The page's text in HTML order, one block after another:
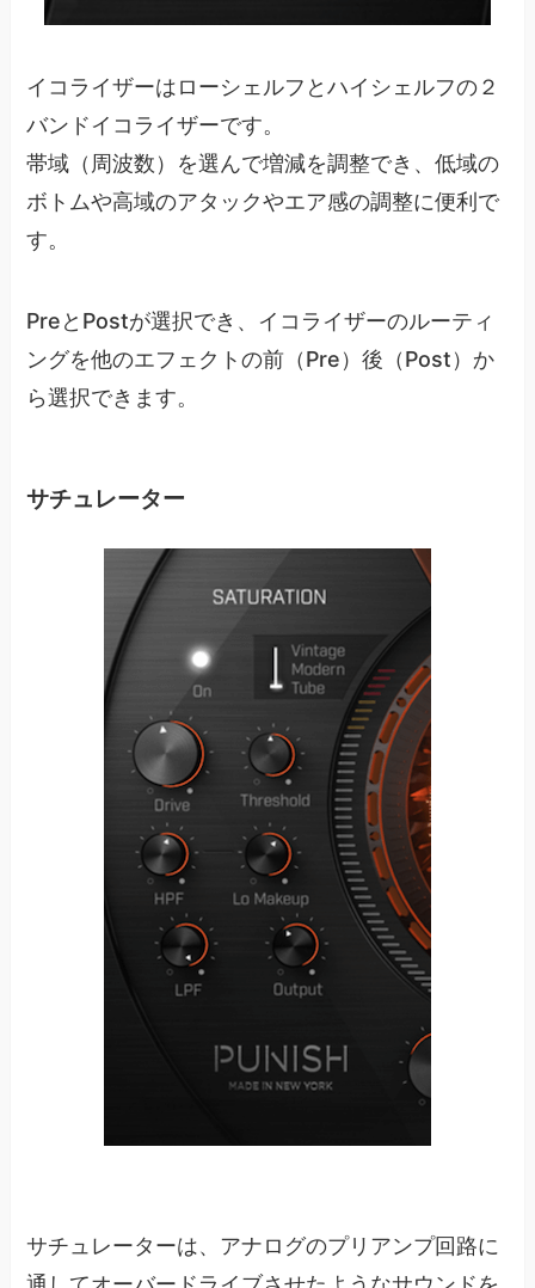
イコライザーはローシェルフとハイシェルフの２
バンドイコライザーです。
帯域（周波数）を選んで増減を調整でき、低域の
ボトムや高域のアタックやエア感の調整に便利で
す。
PreとPostが選択でき、イコライザーのルーティ
ングを他のエフェクトの前（Pre）後（Post）か
ら選択できます。
サチュレーター
サチュレーターは、アナログのプリアンプ回路に